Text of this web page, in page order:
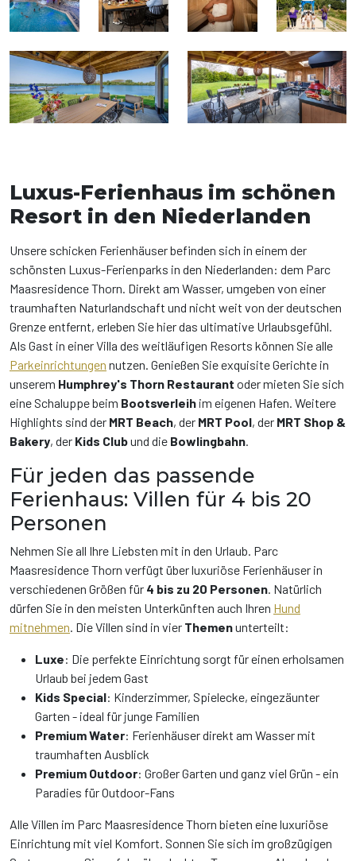
Luxus-Ferienhaus im schönen
Resort in den Niederlanden
Unsere schicken Ferienhäuser befinden sich in einem der
schönsten Luxus-Ferienparks in den Niederlanden: dem Parc
Maasresidence Thorn. Direkt am Wasser, umgeben von einer
traumhaften Naturlandschaft und nicht weit von der deutschen
Grenze entfernt, erleben Sie hier das ultimative Urlaubsgefühl.
Als Gast in einer Villa des weitläufigen Resorts können Sie alle
Parkeinrichtungen nutzen. Genießen Sie exquisite Gerichte in
unserem Humphrey's Thorn Restaurant oder mieten Sie sich
eine Schaluppe beim Bootsverleih im eigenen Hafen. Weitere
Highlights sind der MRT Beach, der MRT Pool, der MRT Shop &
Bakery, der Kids Clubund die Bowlingbahn.
Für jeden das passende
Ferienhaus: Villen für 4 bis 20
Personen
Nehmen Sie all Ihre Liebsten mit in den Urlaub. Parc
Maasresidence Thorn verfügt über luxuriöse Ferienhäuser in
verschiedenen Größen für 4 bis zu 20 Personen. Natürlich
dürfen Sie in den meisten Unterkünften auch Ihren Hund
mitnehmen. Die Villen sind in vier Themenunterteilt:
Luxe: Die perfekte Einrichtung sorgt für einen erholsamen
Urlaub bei jedem Gast
Kids Special: Kinderzimmer, Spielecke, eingezäunter
Garten - ideal für junge Familien
Premium Water: Ferienhäuser direkt am Wasser mit
traumhaften Ausblick
Premium Outdoor: Großer Garten und ganz viel Grün - ein
Paradies für Outdoor-Fans
Alle Villen im Parc Maasresidence Thorn bieten eine luxuriöse
Einrichtung mit viel Komfort. Sonnen Sie sich im großzügigen